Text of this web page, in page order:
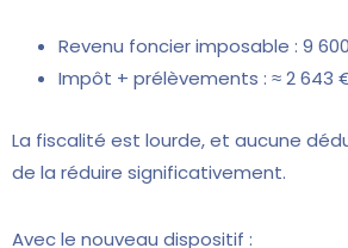
Revenu foncier imposable : 9
Impôt + prélèvements : ≈ 2 643
La fiscalité est lourde, et aucune
de la réduire significativement.
Avec le nouveau dispositif :